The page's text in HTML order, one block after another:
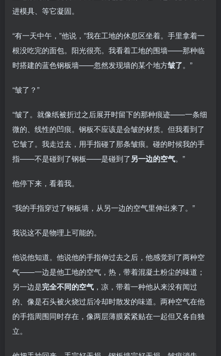
进模具、等它凝固。
“有一天中午，”他说，”我在工地的休息区坐着。手里拿着一
根没吃完的面包。阳光很亮。我看着工地的围墙——那种临
时搭建的蓝色钢板墙——忽然发现墙的某个地方皱了。”
“皱了？”
“皱了。就像纸被折过之后展开时留下的那种痕迹——一条细
微的、线性的凹痕。钢板不应该是会皱的材质。但我看到了
它皱了。我走过去，用手指碰了那条皱痕。碰的时候我的手
指——不是碰到了钢板——是碰到了另一边的空气。”
他停下来，看着我。
“我的手指穿过了钢板墙，从另一边的空气里伸出来了。”
我说这不是物理上可能的。
他说他知道。他说他的手指伸过去之后，他感觉到了两种空
气——一边是他工地的空气，热，带着混凝土粉尘的味道；
另一边是完全不同的空气 ，凉，带着一种他从来没有闻过
的、像是石头被火烧过后冷却时散发的味道。两种空气在他
的手指周围同时存在，像两层薄膜紧紧贴在一起但又各自独
立。